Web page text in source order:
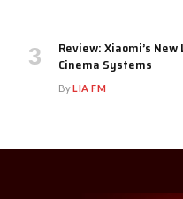
Review: Xiaomi’s
Cinema Systems
ByLIA FM